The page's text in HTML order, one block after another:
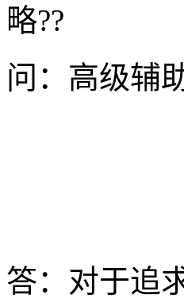
略??
问：高级辅
答：对于追